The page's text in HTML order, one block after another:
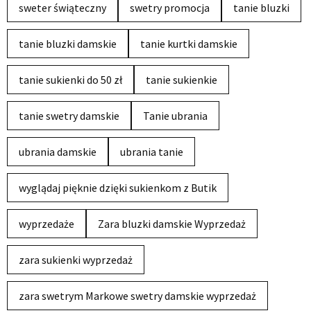
sweter świąteczny swetry promocja tanie bluzki
tanie bluzki damskie tanie kurtki damskie
tanie sukienki do 50 zł tanie sukienkie
tanie swetry damskie Tanie ubrania
ubrania damskie ubrania tanie
wyglądaj pięknie dzięki sukienkom z Butik
wyprzedaże Zara bluzki damskie Wyprzedaż
zara sukienki wyprzedaż
zara swetrym Markowe swetry damskie wyprzedaż